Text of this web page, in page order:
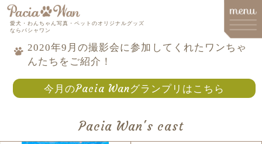
愛犬・わんちゃん写真・ペットのオリジナルグッズ
ならパシャワン
2020年9月の撮影会に参加してくれたワンちゃ
んたちをご紹介！
今月のPacia Wanグランプリはこちら
Pacia Wan's cast
メインメニュー